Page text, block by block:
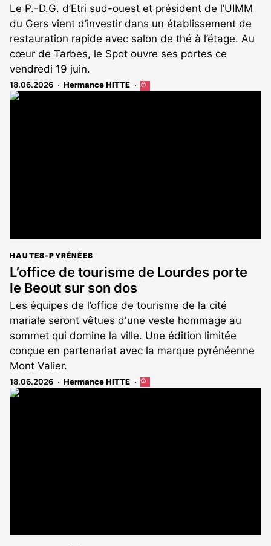
Le P.-D.G. d’Etri sud-ouest et président de l’UIMM
du Gers vient d’investir dans un établissement de
restauration rapide avec salon de thé à l’étage. Au
cœur de Tarbes, le Spot ouvre ses portes ce
vendredi 19 juin.
18.06.2026 Hermance HITTE
Cet
HAUTES-PYRÉNÉES
L’office de tourisme de Lourdes porte
le Beout sur son dos
Les équipes de l’office de tourisme de la cité
mariale seront vêtues d'une veste hommage au
sommet qui domine la ville. Une édition limitée
conçue en partenariat avec la marque pyrénéenne
Mont Valier.
18.06.2026 Hermance HITTE
Cet